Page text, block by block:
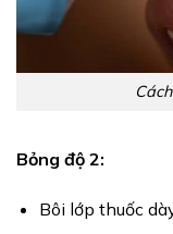
Bỏng độ 2:
Bôi lớp thuốc